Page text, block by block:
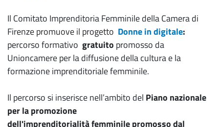
Il Comitato Imprenditoria Femminile della Camera di
Firenze promuove il progetto Donne in digitale:
percorso formativo gratuito promosso da
Unioncamere per la diffusione della cultura e la
formazione imprenditoriale femminile.
Il percorso si inserisce nell’ambito del Piano nazionale
per la promozione
dell'imprenditorialità femminilepromosso dal